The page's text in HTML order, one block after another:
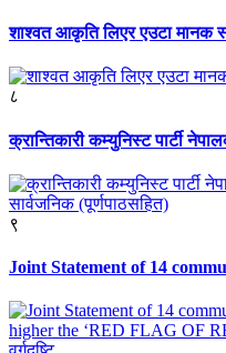
शाश्वत आकृति लिएर एउटा मानक
८
क्रान्तिकारी कम्युनिस्ट पार्टी
९
Joint Statement of 14